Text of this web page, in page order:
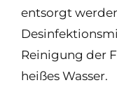
entsorgt
Reinigung der
heißes Wasser.